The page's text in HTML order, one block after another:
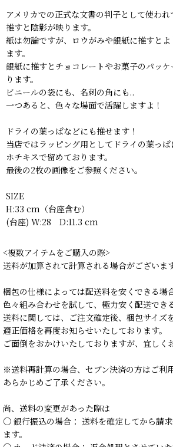
アメリカでの正式な文書の判子として使われ
推すと陰影が映ります。
紙は勿論ですが、ロウがみや銀紙に推すとよ
ます。
銀紙に推すとチョコレートやお菓子のパッ
ります。
ビニールの袋にも、名刺の角にも..
一つあると、色々な場面で活躍しますよ！
ドライの葉っぱなどにも推せます！
当店ではラッピング用としてドライの葉っ
ホチキスで留めております。
最後の2枚の画像をご参照ください。
SIZE
H:33 cm（台座含む）
(台座) W:28 D:11.3 cm
<複数アイテムをご購入の際>
送料が加算されて計算される場合がございます
梱包の仕様によっては配送料を安くできる場
色々組み合わせを試して、極力安く配送でき
送料に関しては、ご注文確定後、梱包サイズ
適正価格を再度お知らせいたしております。
ご面倒をおかけいたしておりますが、宜しく
※送料再計算の場合、セブン決済の方はご利
あらかじめご了承ください。
尚、送料の変更があった際は
○ 銀行振込の場合： 送料を確定してから請
ます。